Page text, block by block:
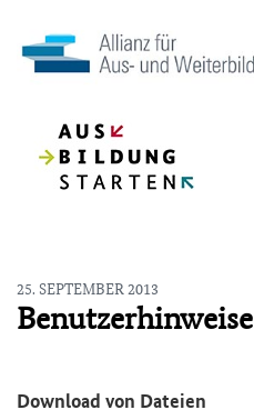
25. SEPTEMBER 2013
Benutzerhinweise
Download von Dateien